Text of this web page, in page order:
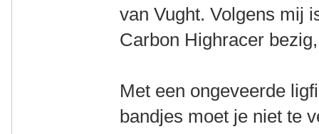
van Vught. Volgens mij
Carbon Highracer
Met een ongeveerde
bandjes moet je niet te